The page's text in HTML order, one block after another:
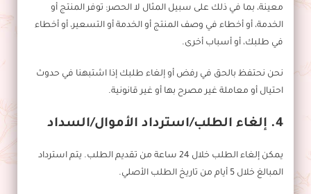
معينة، بما في ذلك على سبيل المثال لا الحصر: توفر المنتج أو
الخدمة، أو أخطاء في وصف المنتج أو الخدمة أو التسعير، أو أخطاء
في طلبك، أو أسباب أخرى.
نحن نحتفظ بالحق في رفض أو إلغاء طلبك إذا اشتبهنا في حدوث
احتيال أو معاملة غير مصرح بها أو غير قانونية.
4. إلغاء الطلب/استرداد الأموال/السداد
يمكن إلغاء الطلب خلال 24 ساعة من تقديم الطلب. يتم استرداد
المبالغ خلال 5 أيام من تاريخ الطلب الأصلي.